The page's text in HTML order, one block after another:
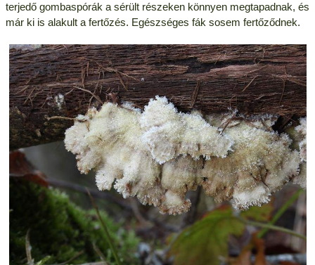
terjedő gombaspórák a sérült részeken könnyen megtapadnak, és
már ki is alakult a fertőzés. Egészséges fák sosem fertőződnek.